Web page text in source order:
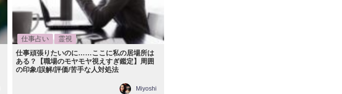
仕事占い
霊視
仕事頑張りたいのに……ここに私の居場所は
ある？【職場のモヤモヤ視えすぎ鑑定】周囲
の印象/誤解/評価/苦手な人対処法
Miyoshi